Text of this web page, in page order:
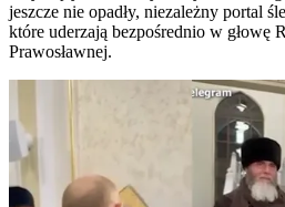
jeszcze nie opadły, niezależny portal
które uderzają bezpośrednio w głowę
Prawosławnej.